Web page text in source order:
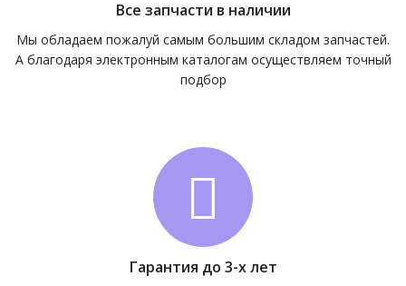
Все запчасти в наличии
Мы обладаем пожалуй самым большим складом запчастей.
А благодаря электронным каталогам осуществляем точный
подбор
Гарантия до 3-х лет